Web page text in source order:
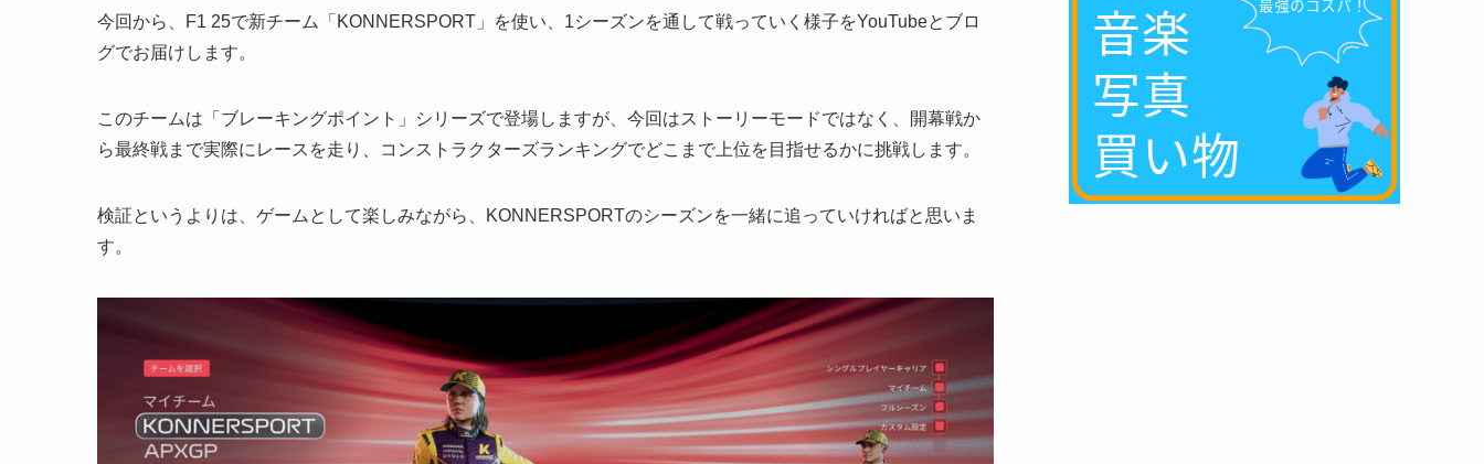
今回から、F1 25で新チーム「KONNERSPORT」を使い、1シーズンを通して戦っていく様子をYouTubeとブロ
グでお届けします。
このチームは「ブレーキングポイント」シリーズで登場しますが、今回はストーリーモードではなく、開幕戦か
ら最終戦まで実際にレースを走り、コンストラクターズランキングでどこまで上位を目指せるかに挑戦します。
検証というよりは、ゲームとして楽しみながら、KONNERSPORTのシーズンを一緒に追っていければと思いま
す。